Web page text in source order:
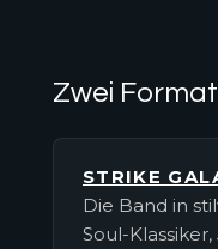
Zwei
STRIKE
Die Band in
Soul-